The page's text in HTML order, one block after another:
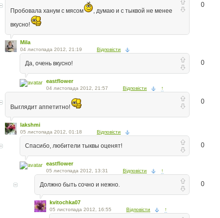
0
Пробовала ханум с мясом
, думаю и с тыквой не менее
вкусно!
Mila
04 листопада 2012, 21:19 Відповісти
0
Да, очень вкусно!
eastflower
04 листопада 2012, 21:57 Відповісти ↑
0
Выглядит аппетитно!
lakshmi
05 листопада 2012, 01:18 Відповісти
0
Спасибо, любители тыквы оценят!
eastflower
05 листопада 2012, 13:31 Відповісти ↑
0
Должно быть сочно и нежно.
kvitochka07
05 листопада 2012, 16:55 Відповісти ↑